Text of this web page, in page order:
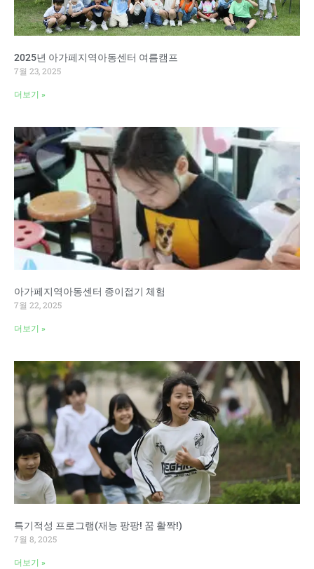
2025년 아가페지역아동센터 여름캠프
7월 23, 2025
더보기 »
아가페지역아동센터 종이접기 체험
7월 22, 2025
더보기 »
특기적성 프로그램(재능 팡팡! 꿈 활짝!)
7월 8, 2025
더보기 »